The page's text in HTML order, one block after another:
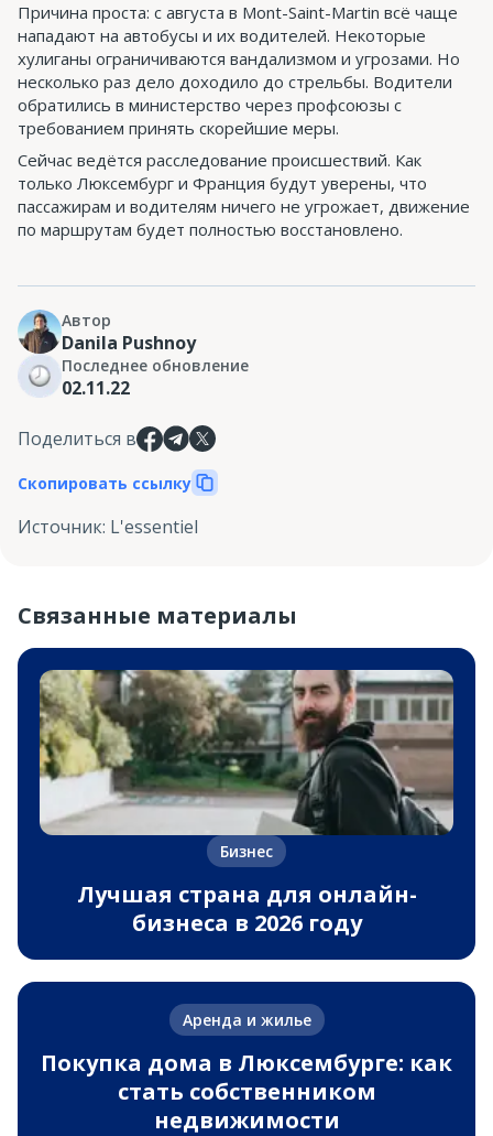
Причина проста: с августа в Mont-Saint-Martin всё чаще
нападают на автобусы и их водителей. Некоторые
хулиганы ограничиваются вандализмом и угрозами. Но
несколько раз дело доходило до стрельбы. Водители
обратились в министерство через профсоюзы с
требованием принять скорейшие меры.
Сейчас ведётся расследование происшествий. Как
только Люксембург и Франция будут уверены, что
пассажирам и водителям ничего не угрожает, движение
по маршрутам будет полностью восстановлено.
Автор
Danila Pushnoy
Последнее обновление
02.11.22
Поделиться в
Скопировать ссылку
Источник: L'essentiel
Связанные материалы
Бизнес
Лучшая страна для онлайн-
бизнеса в 2026 году
Аренда и жилье
Покупка дома в Люксембурге: как
стать собственником
недвижимости